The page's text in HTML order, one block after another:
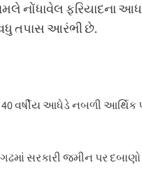
નોંધાવેલ ફરિયાદના
તપાસ આરંભી છે.
વર્ષીય આધેડે નબળી આર્થિક
સરકારી જમીન પર દબાણો